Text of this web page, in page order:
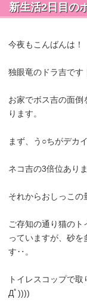
新生活2日目の
今夜もこんばんは！
独眼竜のドラ吉です
お家でボス吉の面倒
ります。
まず、う○ちがデカ
ネコ吉の3倍位あり
それからおしっこの
ご存知の通り猫の
っていますが、砂を
す‥。
トイレスコップで
Дﾟ))))